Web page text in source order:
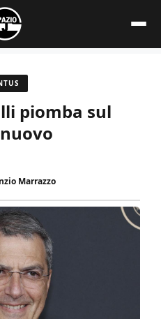
piomba sul
Marrazzo